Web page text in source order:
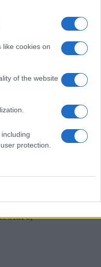
like cookies on
of the website
protection.
di
tempo